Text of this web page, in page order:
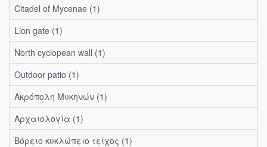
Citadel of Mycenae (1)
Lion gate (1)
North cyclopean wall (1)
Outdoor patio (1)
Ακρόπολη Μυκηνών (1)
Αρχαιολογία (1)
Βόρειο κυκλώπειο τείχος (1)